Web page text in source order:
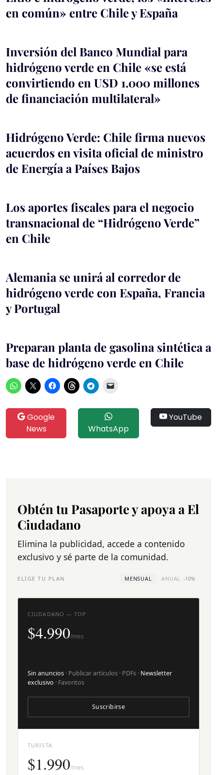
en común» entre Chile y España
Inversión del Banco Mundial para
hidrógeno verde en Chile «se está
convirtiendo en USD 1.000 millones
de financiación multilateral»
Hidrógeno Verde: Chile firma nuevos
acuerdos en visita oficial de ministro
de Energía a Países Bajos
Los aportes fiscales para el negocio
transnacional de “Hidrógeno Verde”
en Chile
Alemania se unirá al corredor de
hidrógeno verde con España, Francia
y Portugal
Preparan planta de gasolina sintética a
base de hidrógeno verde en Chile
Google
News
WhatsApp
YouTube
Obtén tu Pasaporte y apoya a El
Ciudadano
Elimina la publicidad, accede a contenido
exclusivo y sé parte de la comunidad.
ELIGE TU PLAN MENSUAL ANUAL -10%
TURISTA
$1.990/mes
CIUDADANO — TOP
$4.990/mes
Sin anuncios · Publicar artículos · PDFs · Newsletter
exclusivo · Favoritos
Suscribirse